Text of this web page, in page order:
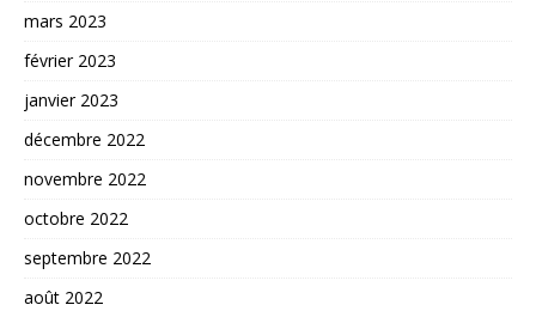
mars 2023
février 2023
janvier 2023
décembre 2022
novembre 2022
octobre 2022
septembre 2022
août 2022